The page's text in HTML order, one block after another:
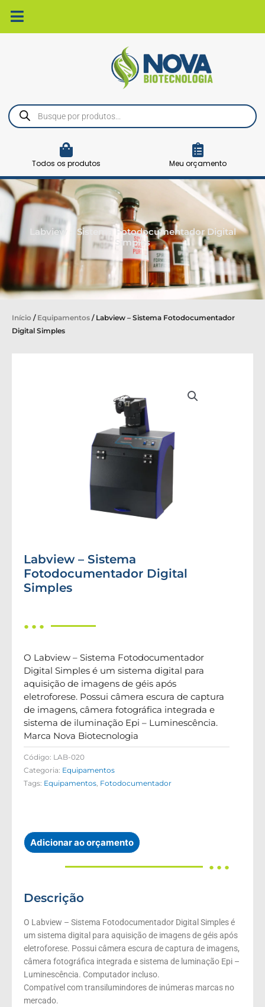
para
o
Pesquisar
produtos
Todos os produtos Meu orçamento
Labview – Sistema Fotodocumentador Digital
Simples
Início / Equipamentos / Labview – Sistema Fotodocumentador
Digital Simples
Labview – Sistema
Fotodocumentador Digital
Simples
● ● ●
O Labview – Sistema Fotodocumentador
Digital Simples é um sistema digital para
aquisição de imagens de géis após
eletroforese. Possui câmera escura de captura
de imagens, câmera fotográfica integrada e
sistema de iluminação Epi – Luminescência.
Marca Nova Biotecnologia
Código: LAB-020
Categoria: Equipamentos
Tags: Equipamentos Fotodocumentador
Adicionar ao orçamento
● ● ●
Descrição
O Labview – Sistema Fotodocumentador Digital Simples é
um sistema digital para aquisição de imagens de géis após
eletroforese. Possui câmera escura de captura de imagens,
câmera fotográfica integrada e sistema de luminação Epi –
Luminescência. Computador incluso.
Compatível com transilumindores de inúmeras marcas no
mercado.